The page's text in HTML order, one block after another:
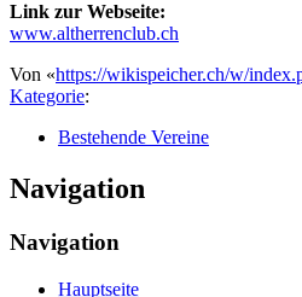
Link zur Webseite:
www.altherrenclub.ch
Von «https://wikispeicher.ch/w/
Kategorie:
Bestehende Vereine
Navigation
Navigation
Hauptseite